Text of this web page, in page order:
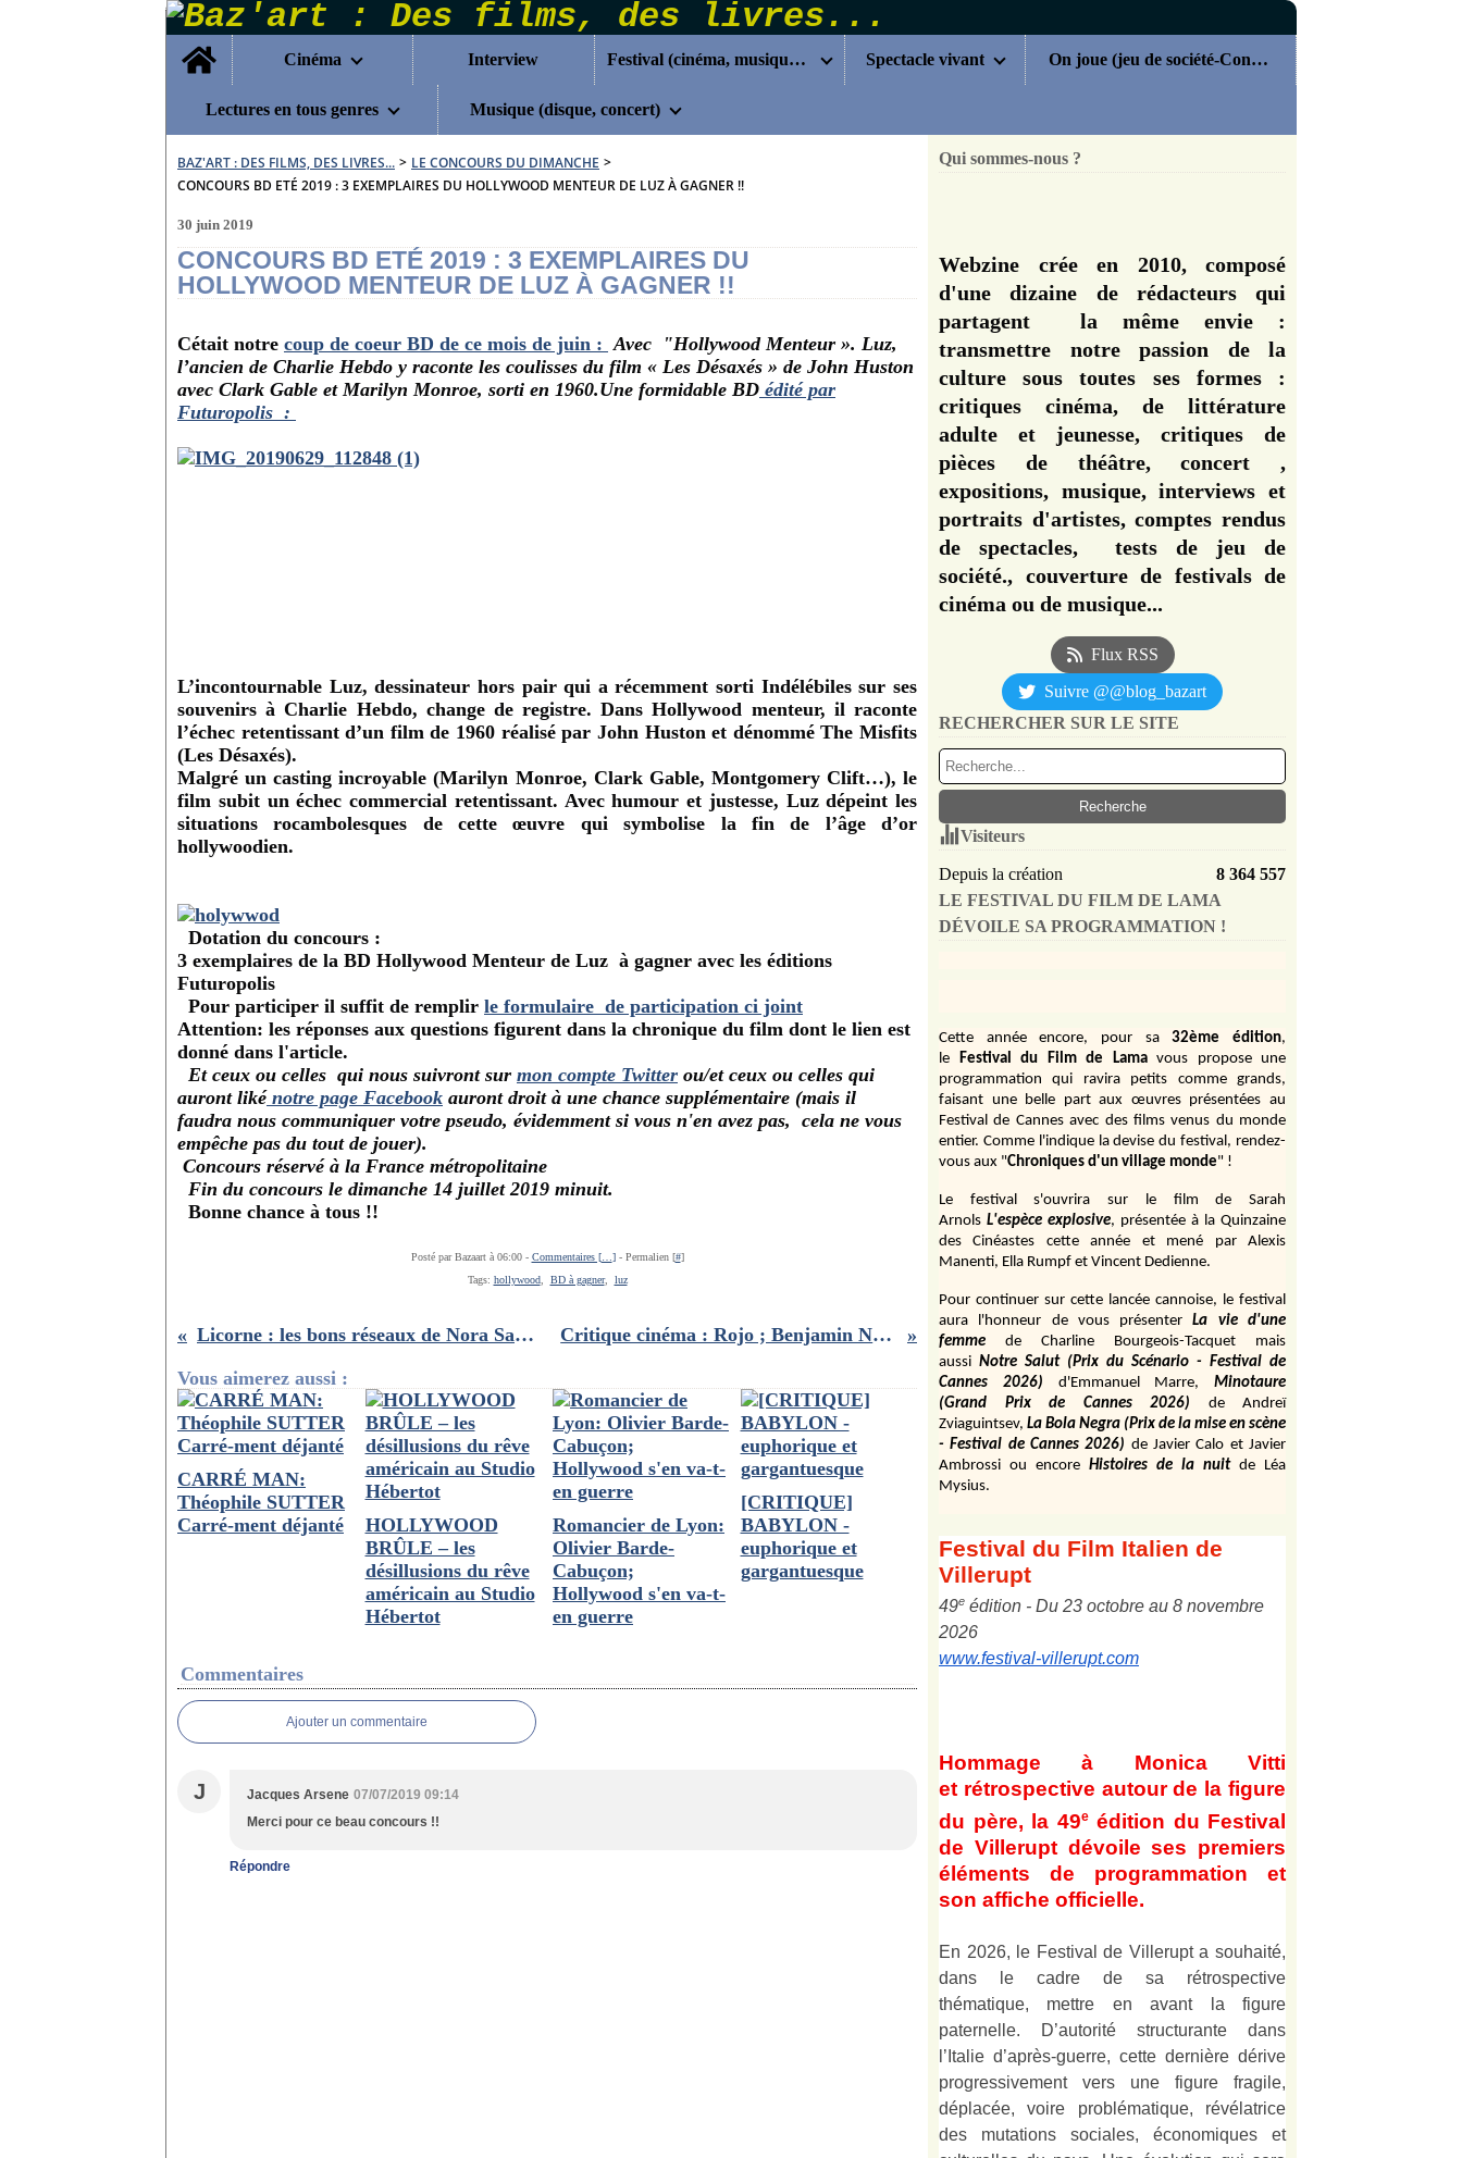
Home
Cinéma
Interview Festival (cinéma, musique...) Spectacle vivant On joue (jeu de société-Concours)
Lectures en tous genres Musique (disque, concert)
BAZ'ART : DES FILMS, DES LIVRES... > LE CONCOURS DU DIMANCHE >
CONCOURS BD ETÉ 2019 : 3 EXEMPLAIRES DU HOLLYWOOD MENTEUR DE LUZ À GAGNER !!
30 juin 2019
CONCOURS BD ETÉ 2019 : 3 EXEMPLAIRES DU
HOLLYWOOD MENTEUR DE LUZ À GAGNER !!
Cétait notre coup de coeur BD de ce mois de juin : Avec "Hollywood Menteur ». Luz,
l’ancien de Charlie Hebdo y raconte les coulisses du film « Les Désaxés » de John Huston
avec Clark Gable et Marilyn Monroe, sorti en 1960.Une formidable BD édité par
Futuropolis :
L’incontournable Luz, dessinateur hors pair qui a récemment sorti Indélébiles sur ses
souvenirs à Charlie Hebdo, change de registre. Dans Hollywood menteur, il raconte
l’échec retentissant d’un film de 1960 réalisé par John Huston et dénommé The Misfits
(Les Désaxés).
Malgré un casting incroyable (Marilyn Monroe, Clark Gable, Montgomery Clift…), le
film subit un échec commercial retentissant. Avec humour et justesse, Luz dépeint les
situations rocambolesques de cette œuvre qui symbolise la fin de l’âge d’or
hollywoodien.
Dotation du concours :
3 exemplaires de la BD Hollywood Menteur de Luz à gagner avec les éditions
Futuropolis
Pour participer il suffit de remplir le formulaire de participation ci joint
Attention: les réponses aux questions figurent dans la chronique du film dont le lien est
donné dans l'article.
Et ceux ou celles qui nous suivront sur mon compte Twitter ou/et ceux ou celles qui
auront likénotre page Facebook auront droit à une chance supplémentaire (mais il
faudra nous communiquer votre pseudo, évidemment si vous n'en avez pas, cela ne vous
empêche pas du tout de jouer).
Concours réservé à la France métropolitaine
Fin du concours le dimanche 14 juillet 2019 minuit.
Bonne chance à tous !!
Posté par Bazaart à 06:00 - Commentaires [… ]- Permalien [#]
Tags: hollywood, BD à gagner, luz
Licorne : les bons réseaux de Nora Sandor !!
Critique cinéma : Rojo ; Benjamin Naishtat
Vous aimerez aussi :
CARRÉ MAN:
Théophile SUTTER
Carré-ment déjanté
HOLLYWOOD
BRÛLE – les
désillusions du rêve
américain au Studio
Hébertot
Romancier de Lyon:
Olivier Barde-
Cabuçon;
Hollywood s'en va-t-
en guerre
[CRITIQUE]
BABYLON -
euphorique et
gargantuesque
Commentaires
Ajouter un commentaire
J Jacques Arsene 07/07/2019 09:14
Merci pour ce beau concours !!
Répondre
Qui sommes-nous ?
Webzine crée en 2010, composé
d'une dizaine de rédacteurs qui
partagent la même envie :
transmettre notre passion de la
culture sous toutes ses formes :
critiques cinéma, de littérature
adulte et jeunesse, critiques de
pièces de théâtre, concert ,
expositions, musique, interviews et
portraits d'artistes, comptes rendus
de spectacles, tests de jeu de
société., couverture de festivals de
cinéma ou de musique...
Flux RSS
Suivre @@blog_bazart
RECHERCHER SUR LE SITE
Visiteurs
Depuis la création
8 364 557
LE FESTIVAL DU FILM DE LAMA
DÉVOILE SA PROGRAMMATION !
Cette année encore, pour sa 32ème édition,
le Festival du Film de Lama vous propose une
programmation qui ravira petits comme grands,
faisant une belle part aux œuvres présentées au
Festival de Cannes avec des films venus du monde
entier. Comme l'indique la devise du festival, rendez-
vous aux "Chroniques d'un village monde" !
Le festival s'ouvrira sur le film de Sarah
Arnols L'espèce explosive, présentée à la Quinzaine
des Cinéastes cette année et mené par Alexis
Manenti, Ella Rumpf et Vincent Dedienne.
Pour continuer sur cette lancée cannoise, le festival
aura l'honneur de vous présenter
La vie d'une
femme
de Charline Bourgeois-Tacquet
mais
aussi Notre Salut (Prix du Scénario - Festival de
Cannes 2026)
d'Emmanuel Marre,
Minotaure
(Grand Prix de Cannes 2026)
de Andreï
Zviaguintsev, La Bola Negra (Prix de la mise en scène
- Festival de Cannes 2026) de Javier Calo et Javier
Ambrossi ou encore Histoires de la nuit de Léa
Mysius.
Festival du Film Italien de
Villerupt
49e édition - Du 23 octobre au 8 novembre
2026
www.festival-villerupt.com
Hommage à Monica Vitti
et rétrospective autour de la figure
du père, la 49e édition du Festival
de Villerupt dévoile ses premiers
éléments de programmation et
son affiche officielle.
En 2026, le Festival de Villerupt a souhaité,
dans le cadre de sa rétrospective
thématique, mettre en avant la figure
paternelle. D’autorité structurante dans
l’Italie d’après-guerre, cette dernière dérive
progressivement vers une figure fragile,
déplacée, voire problématique, révélatrice
des mutations sociales, économiques et